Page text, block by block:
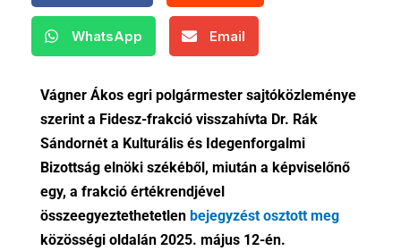
WhatsApp Email
Vágner Ákos egri polgármester sajtóközleménye
szerint a Fidesz-frakció visszahívta Dr. Rák
Sándornét a Kulturális és Idegenforgalmi
Bizottság elnöki székéből, miután a képviselőnő
egy, a frakció értékrendjével
összeegyeztethetetlen bejegyzést osztott meg
közösségi oldalán 2025. május 12-én.